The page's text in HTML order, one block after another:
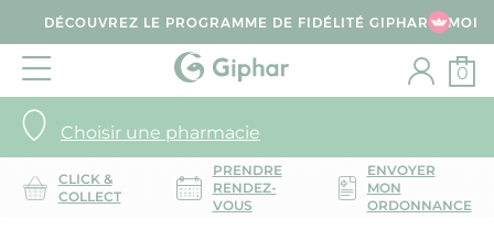
DÉCOUVREZ LE PROGRAMME DE FIDÉLITÉ GIPHAR & MOI
Choisir une pharmacie
0
CLICK &
COLLECT
PRENDRE
RENDEZ-
VOUS
ENVOYER
MON
ORDONNANCE